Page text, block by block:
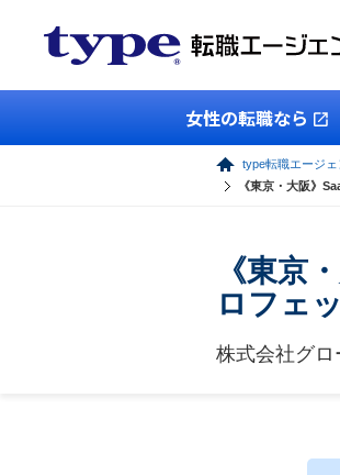
女性の転職なら
type転職エージェ
《東京・大阪》
《東京
ロフェ
株式会社グロ